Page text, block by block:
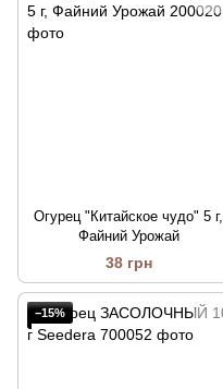
Огурец "Китайское чудо" 5 г,
Файний Урожай
38 грн
−15%